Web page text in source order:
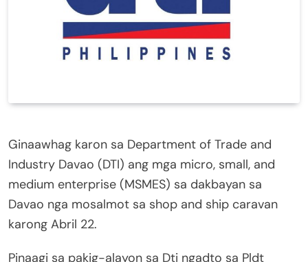
Ginaawhag karon sa Department of Trade and
Industry Davao (DTI) ang mga micro, small, and
medium enterprise (MSMES) sa dakbayan sa
Davao nga mosalmot sa shop and ship caravan
karong Abril 22.
Pinaagi sa pakig-alayon sa Dti ngadto sa Pldt